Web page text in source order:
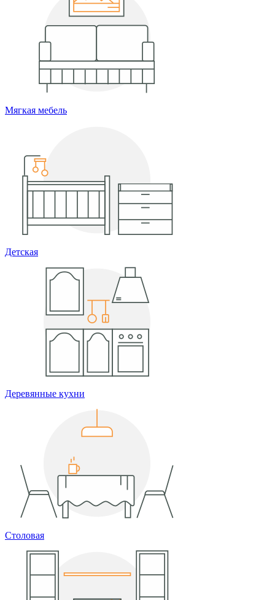
Мягкая мебель
Детская
Деревянные кухни
Столовая